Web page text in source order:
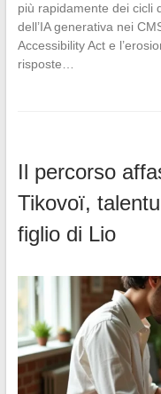
più rapidamente dei cicli
dell’IA generativa nei
Accessibility Act e
risposte…
Il percorso
Tikovoï,
figlio di Lio